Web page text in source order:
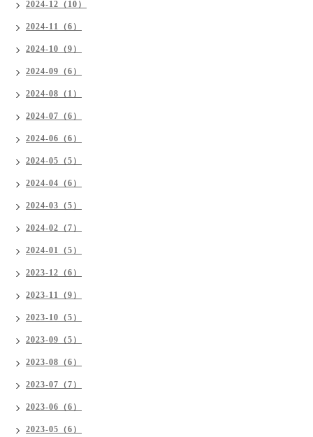
2024-12（10）
2024-11（6）
2024-10（9）
2024-09（6）
2024-08（1）
2024-07（6）
2024-06（6）
2024-05（5）
2024-04（6）
2024-03（5）
2024-02（7）
2024-01（5）
2023-12（6）
2023-11（9）
2023-10（5）
2023-09（5）
2023-08（6）
2023-07（7）
2023-06（6）
2023-05（6）